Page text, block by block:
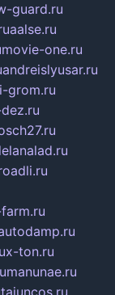
guard.ru
aalse.ru
movie-one.ru
andreislyusar.ru
grom.ru
x-ton.ru
manunae.ru